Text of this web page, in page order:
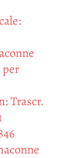
Trascr.